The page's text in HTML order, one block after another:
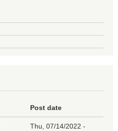
Post date
Thu, 07/14/2022 -